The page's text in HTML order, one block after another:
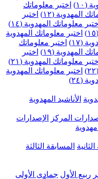
(١٠)
اختبر معلوماتك
المهدوية (١٢)
اختبر
اختبر معلوماتك المهدوية (١٤)
اختبر معلوماتك المهدوية
(١٧)
اختبر معلوماتك
المهدوية (١٩)
اختبر
اختبر معلوماتك المهدوية (٢١)
اختبر معلوماتك المهدوية
(٢٤)
الأناشيد المهدوية
المركز
الإصدارات
المسابقة الثالثة
ربيع الأول جمادى الأولى